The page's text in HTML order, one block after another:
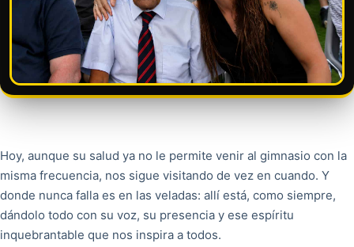
Hoy, aunque su salud ya no le permite venir al gimnasio con la
misma frecuencia, nos sigue visitando de vez en cuando. Y
donde nunca falla es en las veladas: allí está, como siempre,
dándolo todo con su voz, su presencia y ese espíritu
inquebrantable que nos inspira a todos.